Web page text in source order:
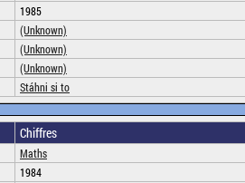
1985
(Unknown)
(Unknown)
(Unknown)
Stáhni si to
Chiffres
Maths
1984